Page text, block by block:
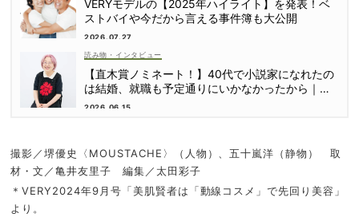
VERYモデルの【2025年ハイライト】を発表！ベ
ストバイや今だから言える事件簿も大公開
2026.07.27
読み物・インタビュー
【直木賞ノミネート！】40代で小説家になれたの
は結婚、就職も予定通りにいかなかったから｜朝
倉かすみさん
2026.06.15
撮影／堺優史〈MOUSTACHE〉（人物）、五十嵐洋（静物） 取
材・文／亀井友里子 編集／太田彩子
＊VERY2024年9月号「美肌賢者は「動線コスメ」で先回り美容」
より。